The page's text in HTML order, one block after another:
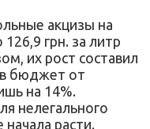
акцизы на
грн. за литр
их рост составил
в бюджет от
на 14%.
нелегального
расти.